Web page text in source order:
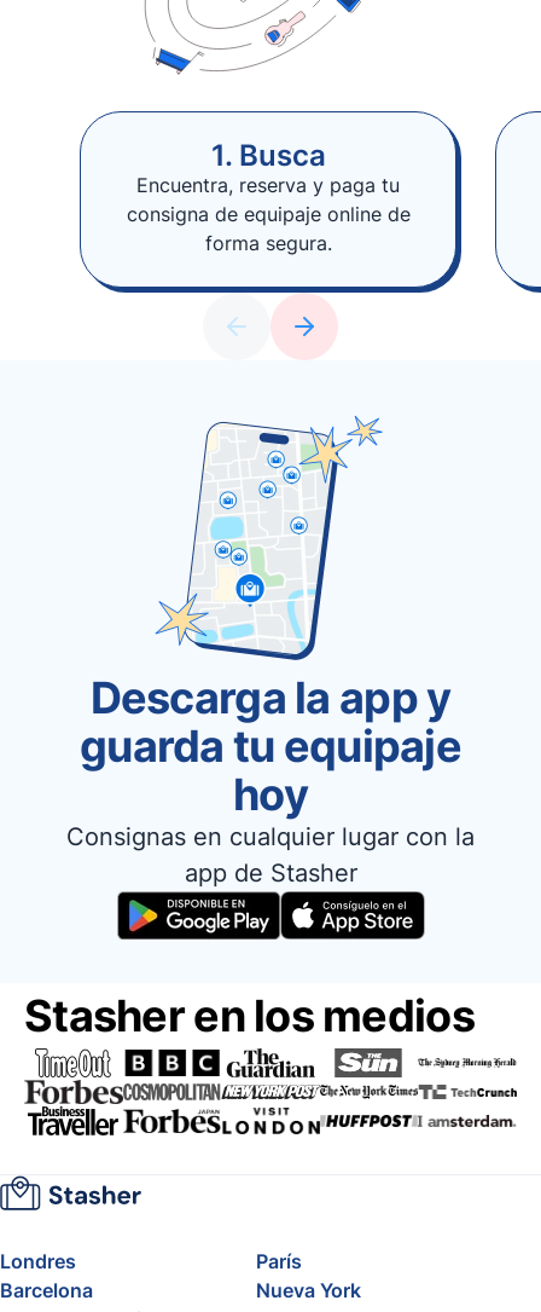
1. Busca
Encuentra, reserva y paga tu
consigna de equipaje online de
forma segura.
Descarga la app y
guarda tu equipaje
hoy
Consignas en cualquier lugar con la
app de Stasher
Stasher en los medios
Londres
París
Barcelona
Nueva York